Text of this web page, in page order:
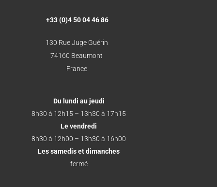
+33 (0)4 50 04 46 86
130 Rue Juge Guérin
74160 Beaumont
France
Du lundi au jeudi
8h30 à 12h15 – 13h30 à 17h15
Le vendredi
8h30 à 12h00 – 13h30 à 16h00
Les samedis et dimanches
fermé